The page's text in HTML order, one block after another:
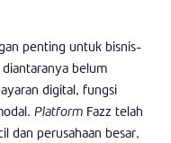
penting untuk bisnis-
diantaranya belum
digital, fungsi
Platform Fazz telah
dan perusahaan besar,